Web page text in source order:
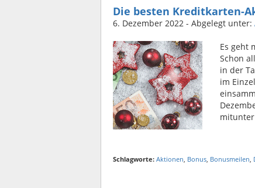
Die besten Kreditkarten-
6. Dezember 2022 - Abgelegt unter:
Es geht
Schon
in der
im
Schlagworte: Aktionen Bonus Bonusmeilen